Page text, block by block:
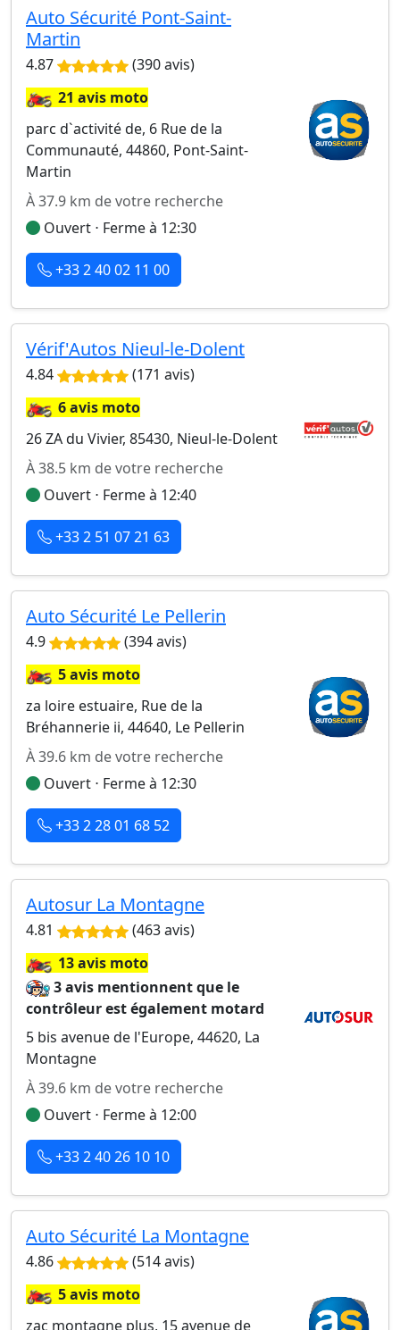
Auto Sécurité Pont-Saint-
Martin
4.87 (390 avis)
🏍️21 avis moto
parc d`activité de, 6 Rue de la
Communauté, 44860, Pont-Saint-
Martin
À 37.9 km de votre recherche
Ouvert ⋅ Ferme à 12:30
+33 2 40 02 11 00
Vérif'Autos Nieul-le-Dolent
4.84 (171 avis)
🏍️6 avis moto
26 ZA du Vivier, 85430, Nieul-le-Dolent
À 38.5 km de votre recherche
Ouvert ⋅ Ferme à 12:40
+33 2 51 07 21 63
Auto Sécurité Le Pellerin
4.9 (394 avis)
🏍️5 avis moto
za loire estuaire, Rue de la
Bréhannerie ii, 44640, Le Pellerin
À 39.6 km de votre recherche
Ouvert ⋅ Ferme à 12:30
+33 2 28 01 68 52
Autosur La Montagne
4.81 (463 avis)
🏍️13 avis moto
3 avis mentionnent que le
contrôleur est également motard
5 bis avenue de l'Europe, 44620, La
Montagne
À 39.6 km de votre recherche
Ouvert ⋅ Ferme à 12:00
+33 2 40 26 10 10
Auto Sécurité La Montagne
4.86 (514 avis)
🏍️5 avis moto
zac montagne plus, 15 avenue de